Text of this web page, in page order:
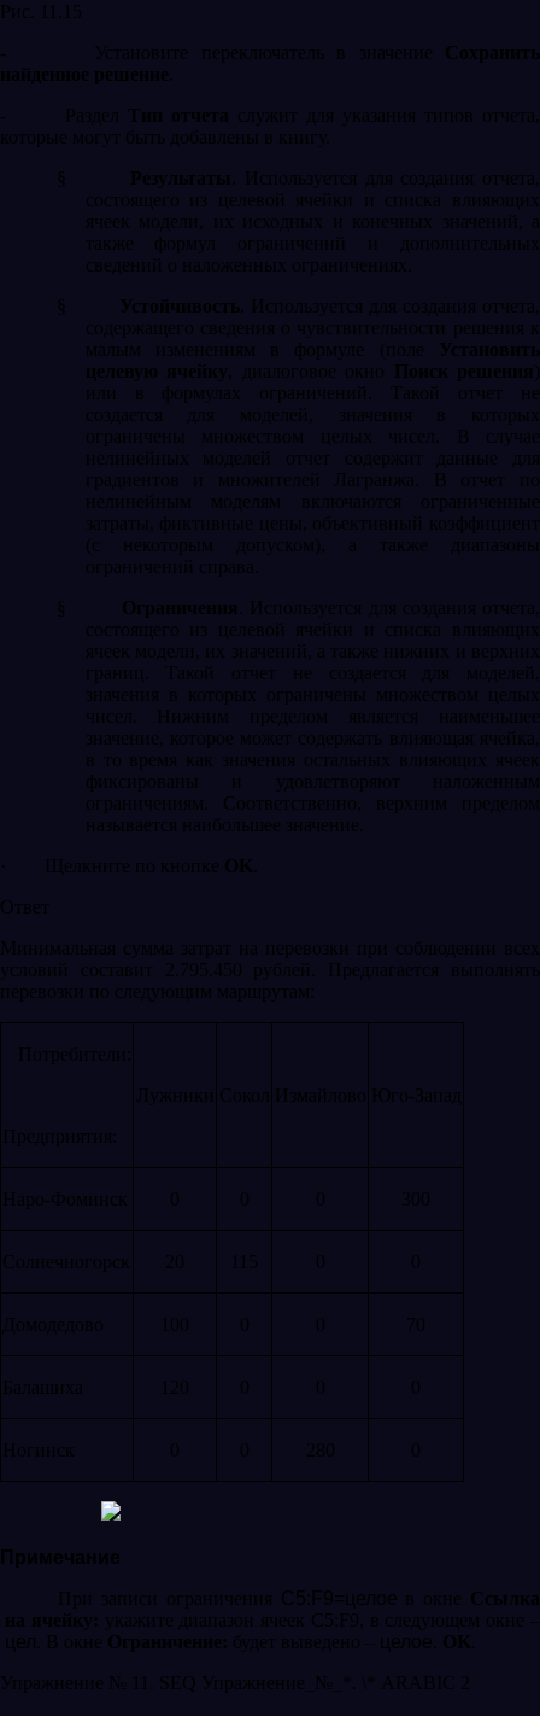
Рис. 11.15
-
Установите переключатель в значение Сохранить
найденное решение
-
Раздел Тип отчета служит для указания типов отчета,
которые могут быть добавлены в книгу.
§
Результаты
Используется для создания отчета,
состоящего из целевой ячейки и списка влияющих
ячеек модели, их исходных и конечных значений, а
также формул ограничений и дополнительных
сведений о наложенных ограничениях.
§
Устойчивость . Используется для создания отчета,
содержащего сведения о чувствительности решения к
малым изменениям в формуле (поле
Установить
целевую ячейку, диалоговое окно Поиск решения )
или в формулах ограничений. Такой отчет не
создается для моделей, значения в которых
ограничены множеством целых чисел. В случае
нелинейных моделей отчет содержит данные для
градиентов и множителей Лагранжа. В отчет по
нелинейным моделям включаются ограниченные
затраты, фиктивные цены, объективный коэффициент
(с некоторым допуском), а также диапазоны
ограничений справа.
§
Ограничения
. Используется для создания отчета,
состоящего из целевой ячейки и списка влияющих
ячеек модели, их значений, а также нижних и верхних
границ. Такой отчет не создается для моделей,
значения в которых ограничены множеством целых
чисел. Нижним пределом является наименьшее
значение, которое может содержать влияющая ячейка,
в то время как значения остальных влияющих ячеек
фиксированы и удовлетворяют наложенным
ограничениям. Соответственно, верхним пределом
называется наибольшее значение.
·
Щелкните по кнопке OK
Ответ
Минимальная сумма затрат на перевозки при соблюдении всех
условий составит 2.795.450 рублей. Предлагается выполнять
перевозки по следующим маршрутам:
Потребители:
Предприятия:
Лужники Сокол Измайлово Юго-Запад
Наро-Фоминск 0 0 0 300
Солнечногорск 20 115 0 0
Домодедово 100 0 0 70
Балашиха 120 0 0 0
Ногинск 0 0 280 0
Примечание
При записи ограничения С5:F9=целое в окне Ссылка
на ячейку: укажите диапазон ячеек С5:F9, в следующем окне –
цел . В окне Ограничение: будет выведено – целое OK
Упражнение № 11.
SEQ Упражнение_№_*. \* ARABIC 2